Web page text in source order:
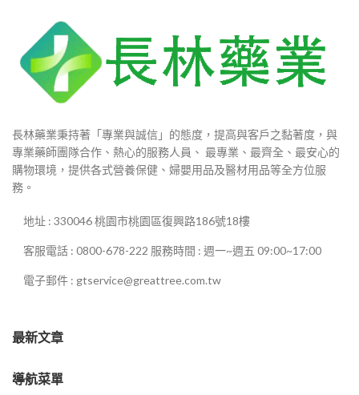
長林藥業秉持著「專業與誠信」的態度，提高與客戶之黏著度，與
專業藥師團隊合作、熱心的服務人員、 最專業、最齊全、最安心的
購物環境，提供各式營養保健、婦嬰用品及醫材用品等全方位服
務。
地址 : 330046 桃園市桃園區復興路186號18樓
客服電話 : 0800-678-222 服務時間 : 週一~週五 09:00~17:00
電子郵件 : gtservice@greattree.com.tw
最新文章
導航菜單